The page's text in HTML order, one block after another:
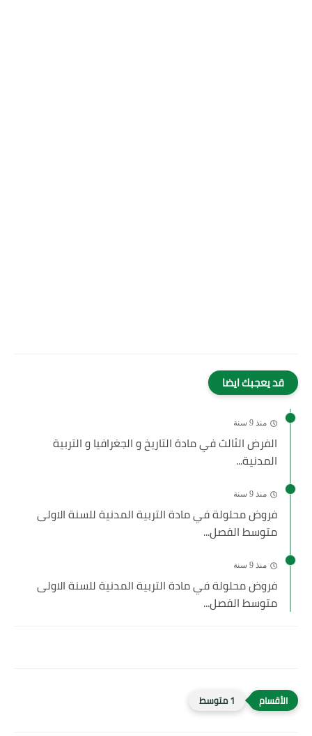
قد يعجبك ايضا
منذ 9 سنة
الفرض الثالث في مادة التاريخ و الجغرافيا و التربية
المدنية...
منذ 9 سنة
فروض محلولة في مادة التربية المدنية للسنة الاولى
متوسط الفصل...
منذ 9 سنة
فروض محلولة في مادة التربية المدنية للسنة الاولى
متوسط الفصل...
1 متوسط